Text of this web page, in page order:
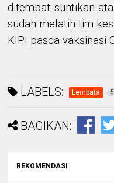
ditempat suntikan
sudah melatih tim
KIPI pasca vaksinasi
LABELS: Lembata
BAGIKAN:
REKOMENDASI